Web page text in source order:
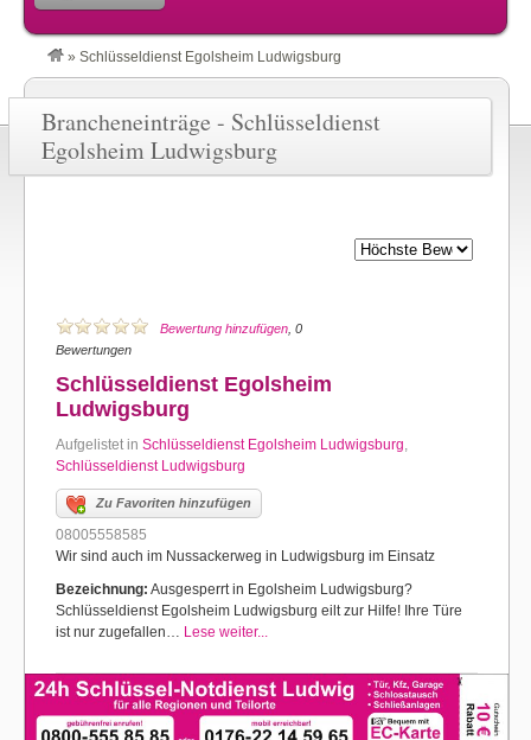
» Schlüsseldienst Egolsheim Ludwigsburg
Brancheneinträge - Schlüsseldienst
Egolsheim Ludwigsburg
Bewertung hinzufügen , 0
Bewertungen
Schlüsseldienst Egolsheim
Ludwigsburg
Aufgelistet in Schlüsseldienst Egolsheim Ludwigsburg,
Schlüsseldienst Ludwigsburg
Zu Favoriten hinzufügen
08005558585
Wir sind auch im Nussackerweg in Ludwigsburg im Einsatz
Bezeichnung: Ausgesperrt in Egolsheim Ludwigsburg?
Schlüsseldienst Egolsheim Ludwigsburg eilt zur Hilfe! Ihre Türe
ist nur zugefallen… Lese weiter...